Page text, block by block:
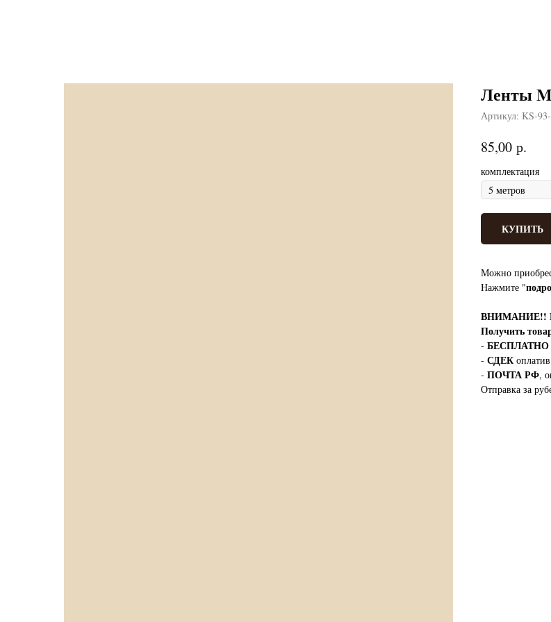
Ленты
Артикул: KS-
85,00 р.
комплектация
КУПИТЬ
Можно
Нажмите "
ВНИМАНИЕ!!
Получить
- БЕСПЛАТНО
- СДЕК
- ПОЧТА РФ,
Отправка за